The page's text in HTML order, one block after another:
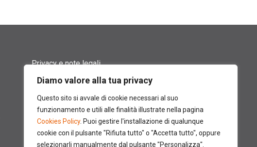
Diamo valore alla tua privacy
Questo sito si avvale di cookie necessari al suo
funzionamento e utili alle finalità illustrate nella pagina
Cookies Policy. Puoi gestire l'installazione di qualunque
cookie con il pulsante "Rifiuta tutto" o "Accetta tutto", oppure
selezionarli manualmente dal pulsante "Personalizza".
Privacy e note legali
Termini di utilizzo
Cookie policy
Contatti